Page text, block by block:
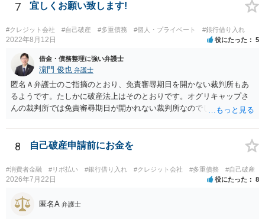
7 宜しくお願い致します!
#クレジット会社 #自己破産 #多重債務 #個人・プライベート #銀行借り入れ
2022年8月12日 役にたった 5
借金・債務整理に強い弁護士
濵門 俊也 弁護士
匿名Ａ弁護士のご指摘のとおり、免責審尋期日を開かない裁判所もあ
るようです。たしかに破産法上はそのとおりです。オグリキャップさ
んの裁判所では免責審尋期日が開かれない裁判所なのでしょう。東京
8 自己破産申請前にお金を
#消費者金融 #リボ払い #銀行借り入れ #クレジット会社 #多重債務 #自己破産
2026年7月22日 役にたった 8
匿名A 弁護士